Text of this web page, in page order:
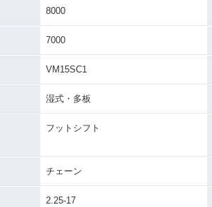
8000
7000
VM15SC1
湿式・多板
フットシフト
チェーン
2.25-17